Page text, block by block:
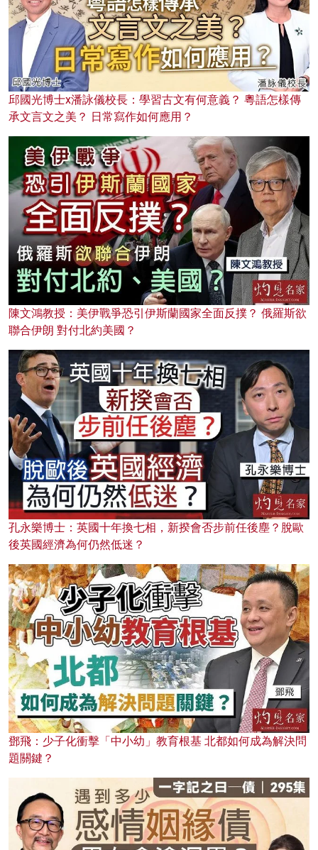
邱國光博士x潘詠儀校長：學習古文有何意義？ 粵語怎樣傳
承文言文之美？ 日常寫作如何應用？
陳文鴻教授：美伊戰爭恐引伊斯蘭國家全面反撲？ 俄羅斯欲
聯合伊朗 對付北約美國？
孔永樂博士：英國十年換七相，新揆會否步前任後塵？脫歐
後英國經濟為何仍然低迷？
鄧飛：少子化衝擊「中小幼」教育根基 北都如何成為解決問
題關鍵？